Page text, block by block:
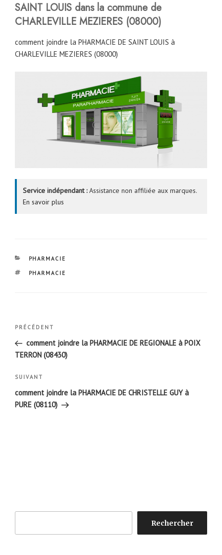
SAINT LOUIS dans la commune de
CHARLEVILLE MEZIERES (08000)
comment joindre la PHARMACIE DE SAINT LOUIS à
CHARLEVILLE MEZIERES (08000)
Service indépendant :Assistance non affiliée aux marques.
En savoir plus
CATÉGORIES
PHARMACIE
ÉTIQUETTES
PHARMACIE
Navigation
l’article
Article
précédent
PRÉCÉDENT
comment joindre la PHARMACIE DE REGIONALE à POIX
TERRON (08430)
Article
suivant
SUIVANT
comment joindre la PHARMACIE DE CHRISTELLE GUY à
PURE (08110)
Rechercher